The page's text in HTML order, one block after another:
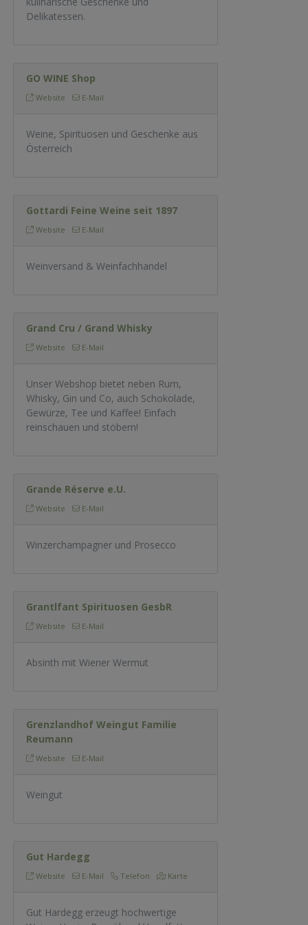
Delikatessen.
GO WINE Shop
Website E-Mail
Weine, Spirituosen und Geschenke aus
Österreich
Gottardi Feine Weine seit 1897
Website E-Mail
Weinversand & Weinfachhandel
Grand Cru / Grand Whisky
Website E-Mail
Unser Webshop bietet neben Rum,
Whisky, Gin und Co, auch Schokolade,
Gewürze, Tee und Kaffee! Einfach
reinschauen und stöbern!
Grande Réserve e.U.
Website E-Mail
Winzerchampagner und Prosecco
Grantlfant Spirituosen GesbR
Website E-Mail
Absinth mit Wiener Wermut
Grenzlandhof Weingut Familie
Reumann
Website E-Mail
Weingut
Gut Hardegg
Website E-Mail Telefon Karte
Gut Hardegg erzeugt hochwertige